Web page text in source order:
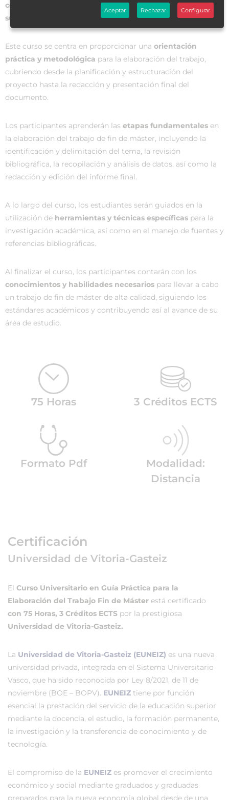
conocimientos
necesarios pararealizar de manera exitosa
su trabajo de investigación final de máster.
Este curso se centra en proporcionar una orientación
práctica y metodológica para la elaboración del trabajo,
cubriendo desde la planificación y estructuración del
proyecto hasta la redacción y presentación final del
documento.
Los participantes aprenderán las etapas fundamentales en
la elaboración del trabajo de fin de máster, incluyendo la
identificación y delimitación del tema, la revisión
bibliográfica, la recopilación y análisis de datos, así como la
redacción y edición del informe final.
A lo largo del curso, los estudiantes serán guiados en la
utilización de herramientas y técnicas específicas para la
investigación académica, así como en el manejo de fuentes y
referencias bibliográficas.
Al finalizar el curso, los participantes contarán con los
conocimientos y habilidades necesarios para llevar a cabo
un trabajo de fin de máster de alta calidad, siguiendo los
estándares académicos y contribuyendo así al avance de su
área de estudio.
75 Horas 3 Créditos ECTS
Formato Pdf
Modalidad:
Distancia
Certificación
Universidad de Vitoria-Gasteiz
El Curso Universitario en Guía Práctica para la
Elaboración del Trabajo Fin de Máster está certificado
con 75 Horas, 3 Créditos ECTS por la prestigiosa
Universidad de Vitoria-Gasteiz.
La Universidad de Vitoria-Gasteiz (EUNEIZ) es una nueva
universidad privada, integrada en el Sistema Universitario
Vasco, que ha sido reconocida por Ley 8/2021, de 11 de
noviembre (BOE – BOPV). EUNEIZ tiene por función
esencial la prestación del servicio de la educación superior
mediante la docencia, el estudio, la formación permanente,
la investigación y la transferencia de conocimiento y de
tecnología.
El compromiso de la EUNEIZ es promover el crecimiento
económico y social mediante graduados y graduadas
preparados para la nueva economía global desde de una
Aceptar Rechazar Configurar